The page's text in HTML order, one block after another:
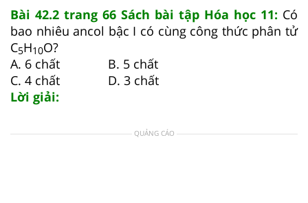
Bài 42.2 trang 66 Sách bài tập Hóa học 11: Có
bao nhiêu ancol bậc I có cùng công thức phân tử
C5H10O?
A. 6 chất B. 5 chất
C. 4 chất D. 3 chất
Lời giải:
QUẢNG CÁO